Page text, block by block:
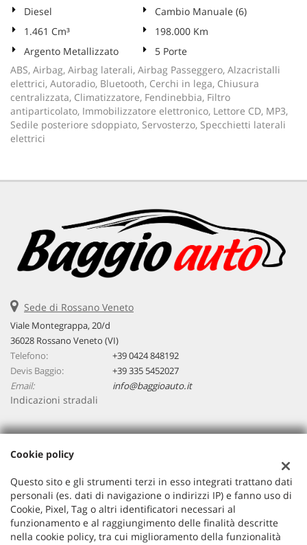
Diesel
Cambio Manuale (6)
1.461 Cm³
198.000 Km
Argento Metallizzato
5 Porte
ABS, Airbag, Airbag laterali, Airbag Passeggero, Alzacristalli
elettrici, Autoradio, Bluetooth, Cerchi in lega, Chiusura
centralizzata, Climatizzatore, Fendinebbia, Filtro
antiparticolato, Immobilizzatore elettronico, Lettore CD, MP3,
Sedile posteriore sdoppiato, Servosterzo, Specchietti laterali
elettrici
Sede di Rossano Veneto
Viale Montegrappa, 20/d
36028 Rossano Veneto (VI)
Telefono:
+39 0424 848192
Devis Baggio:
+39 335 5452027
Email:
info@baggioauto.it
Indicazioni stradali
Dati fiscali:
Baggio Auto Srl
Viale Montegrappa, 20/a, Rossano Veneto (VI)
C.F/P.IVA:03251490243
Registro delle imprese:VI
Cookie policy
Questo sito e gli strumenti terzi in esso integrati trattano dati
personali (es. dati di navigazione o indirizzi IP) e fanno uso di
Cookie, Pixel, Tag o altri identificatori necessari al
funzionamento e al raggiungimento delle finalità descritte
nella cookie policy, tra cui miglioramento della funzionalità